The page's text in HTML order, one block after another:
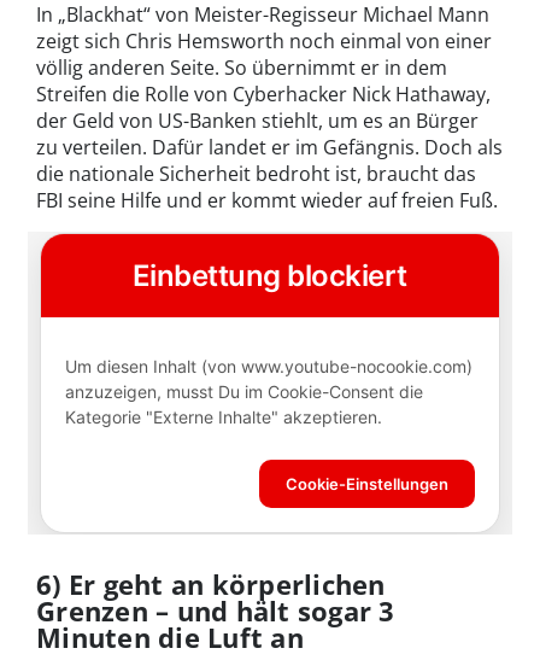
In „Blackhat“ von Meister-Regisseur Michael Mann
zeigt sich Chris Hemsworth noch einmal von einer
völlig anderen Seite. So übernimmt er in dem
Streifen die Rolle von Cyberhacker Nick Hathaway,
der Geld von US-Banken stiehlt, um es an Bürger
zu verteilen. Dafür landet er im Gefängnis. Doch als
die nationale Sicherheit bedroht ist, braucht das
FBI seine Hilfe und er kommt wieder auf freien Fuß.
6) Er geht an körperlichen
Grenzen – und hält sogar 3
Minuten die Luft an